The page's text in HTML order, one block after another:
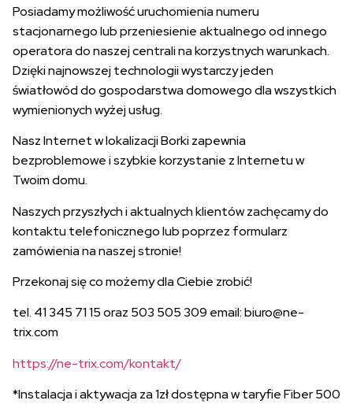
Posiadamy możliwość uruchomienia numeru
stacjonarnego lub przeniesienie aktualnego od innego
operatora do naszej centrali na korzystnych warunkach.
Dzięki najnowszej technologii wystarczy jeden
światłowód do gospodarstwa domowego dla wszystkich
wymienionych wyżej usług.
Nasz Internet w lokalizacji Borki zapewnia
bezproblemowe i szybkie korzystanie z Internetu w
Twoim domu.
Naszych przyszłych i aktualnych klientów zachęcamy do
kontaktu telefonicznego lub poprzez formularz
zamówienia na naszej stronie!
Przekonaj się co możemy dla Ciebie zrobić!
tel. 41 345 71 15 oraz 503 505 309 email: biuro@ne-
trix.com
https://ne-trix.com/kontakt/
*Instalacja i aktywacja za 1zł dostępna w taryfie Fiber 500